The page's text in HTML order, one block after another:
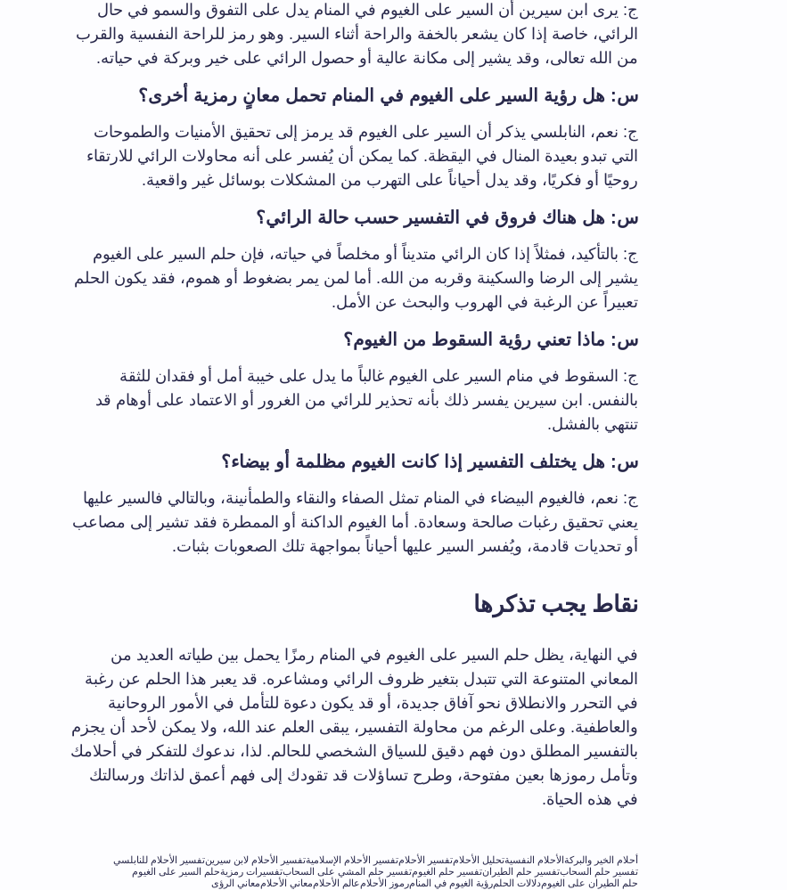
ج: يرى ابن سيرين أن السير على الغيوم في المنام يدل على التفوق والسمو في حال
الرائي، خاصة إذا كان يشعر بالخفة والراحة أثناء السير. وهو رمز للراحة النفسية والقرب
من الله تعالى، وقد يشير إلى مكانة عالية أو حصول الرائي على خير وبركة في حياته.
س: هل رؤية السير على الغيوم في المنام تحمل معانٍ رمزية أخرى؟
ج: نعم، النابلسي يذكر أن السير على الغيوم قد يرمز إلى تحقيق الأمنيات والطموحات
التي تبدو بعيدة المنال في اليقظة. كما يمكن أن يُفسر على أنه محاولات الرائي للارتقاء
روحيًا أو فكريًا، وقد يدل أحياناً على التهرب من المشكلات بوسائل غير واقعية.
س: هل هناك فروق في التفسير حسب حالة الرائي؟
ج: بالتأكيد، فمثلاً إذا كان الرائي متديناً أو مخلصاً في حياته، فإن حلم السير على الغيوم
يشير إلى الرضا والسكينة وقربه من الله. أما لمن يمر بضغوط أو هموم، فقد يكون الحلم
تعبيراً عن الرغبة في الهروب والبحث عن الأمل.
س: ماذا تعني رؤية السقوط من الغيوم؟
ج: السقوط في منام السير على الغيوم غالباً ما يدل على خيبة أمل أو فقدان للثقة
بالنفس. ابن سيرين يفسر ذلك بأنه تحذير للرائي من الغرور أو الاعتماد على أوهام قد
تنتهي بالفشل.
س: هل يختلف التفسير إذا كانت الغيوم مظلمة أو بيضاء؟
ج: نعم، فالغيوم البيضاء في المنام تمثل الصفاء والنقاء والطمأنينة، وبالتالي فالسير عليها
يعني تحقيق رغبات صالحة وسعادة. أما الغيوم الداكنة أو الممطرة فقد تشير إلى مصاعب
أو تحديات قادمة، ويُفسر السير عليها أحياناً بمواجهة تلك الصعوبات بثبات.
نقاط يجب تذكرها
في النهاية، يظل حلم السير على الغيوم في المنام رمزًا يحمل بين طياته العديد من
المعاني المتنوعة التي تتبدل بتغير ظروف الرائي ومشاعره. قد يعبر هذا الحلم عن رغبة
في التحرر والانطلاق نحو آفاق جديدة، أو قد يكون دعوة للتأمل في الأمور الروحانية
والعاطفية. وعلى الرغم من محاولة التفسير، يبقى العلم عند الله، ولا يمكن لأحد أن يجزم
بالتفسير المطلق دون فهم دقيق للسياق الشخصي للحالم. لذا، ندعوك للتفكر في أحلامك
وتأمل رموزها بعين مفتوحة، وطرح تساؤلات قد تقودك إلى فهم أعمق لذاتك ورسالتك
في هذه الحياة.
أحلام الخير والبركةالأحلام النفسيةتحليل الأحلامتفسير الأحلامتفسير الأحلام الإسلاميةتفسير الأحلام لابن سيرينتفسير الأحلام للنابلسي
تفسير حلم السحابتفسير حلم الطيرانتفسير حلم الغيومتفسير حلم المشي على السحابتفسيرات رمزيةحلم السير على الغيوم
حلم الطيران على الغيومدلالات الحلمرؤية الغيوم في المنامرموز الأحلامعالم الأحلاممعاني الأحلاممعاني الرؤى